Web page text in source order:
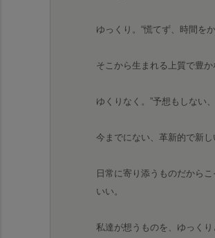
ゆっくり。“慌てず、時間を
そこから生まれる上質で豊
ゆくりなく。”予想もしない
今までにない、革新的で新し
日常に寄り添うものだから
いい。
私達が想うものを、ゆっくり